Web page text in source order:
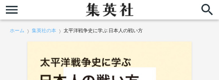
ホーム 集英社の本 太平洋戦争史に学ぶ 日本人の戦い方